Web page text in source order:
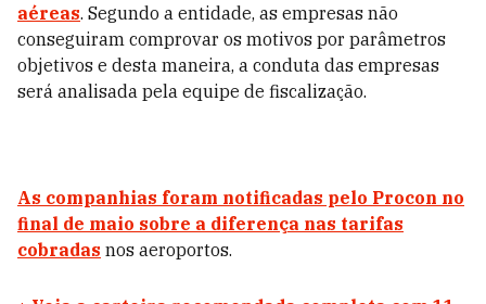
aéreas. Segundo a entidade, as empresas não
conseguiram comprovar os motivos por parâmetros
objetivos e desta maneira, a conduta das empresas
será analisada pela equipe de fiscalização.
As companhias foram notificadas pelo Procon no
final de maio sobre a diferença nas tarifas
cobradas nos aeroportos.